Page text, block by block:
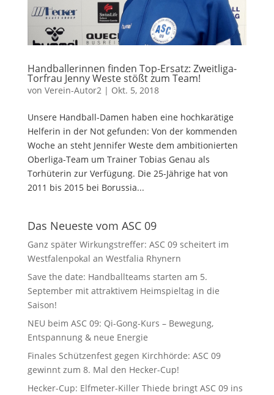
Handballerinnen finden Top-Ersatz: Zweitliga-
Torfrau Jenny Weste stößt zum Team!
von Verein-Autor2| Okt. 5, 2018
Unsere Handball-Damen haben eine hochkarätige
Helferin in der Not gefunden: Von der kommenden
Woche an steht Jennifer Weste dem ambitionierten
Oberliga-Team um Trainer Tobias Genau als
Torhüterin zur Verfügung. Die 25-Jährige hat von
2011 bis 2015 bei Borussia...
Das Neueste vom ASC 09
Ganz später Wirkungstreffer: ASC 09 scheitert im
Westfalenpokal an Westfalia Rhynern
Save the date: Handballteams starten am 5.
September mit attraktivem Heimspieltag in die
Saison!
NEU beim ASC 09: Qi-Gong-Kurs – Bewegung,
Entspannung & neue Energie
Finales Schützenfest gegen Kirchhörde: ASC 09
gewinnt zum 8. Mal den Hecker-Cup!
Hecker-Cup: Elfmeter-Killer Thiede bringt ASC 09 ins